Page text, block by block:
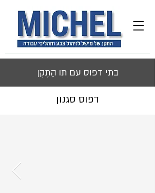
בתי דפוס עם תו הָתֶקֶן
דפוס סגנון